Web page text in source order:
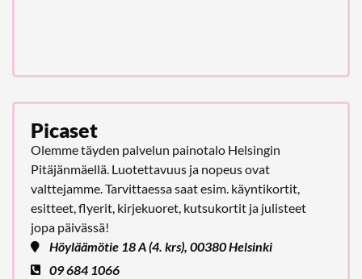
Picaset
Olemme täyden palvelun painotalo Helsingin
Pitäjänmäellä. Luotettavuus ja nopeus ovat
valttejamme. Tarvittaessa saat esim. käyntikortit,
esitteet, flyerit, kirjekuoret, kutsukortit ja julisteet
jopa päivässä!
Höyläämötie 18 A (4. krs), 00380 Helsinki
09 684 1066